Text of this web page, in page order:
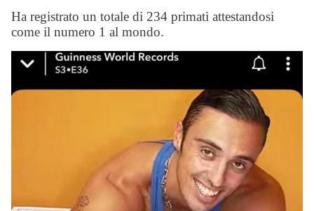
Ha registrato un totale di 234 primati attestandosi
come il numero 1 al mondo.